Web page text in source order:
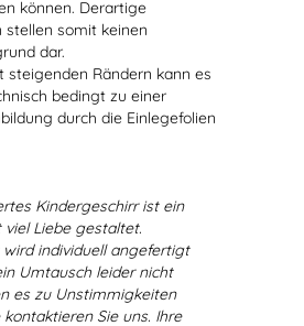
können. Derartige
stellen somit keinen
dar.
steigenden Rändern kann es
bedingt zu einer
durch die Einlegefolien
Kindergeschirr ist ein
Liebe gestaltet.
individuell angefertigt
Umtausch leider nicht
es zu Unstimmigkeiten
Sie uns. Ihre